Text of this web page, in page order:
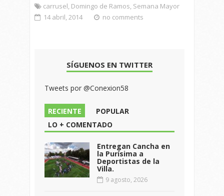
carrusel, Domingo de Ramos, Semana Mayor
14 abril, 2014
no comments
SÍGUENOS EN TWITTER
Tweets por @Conexion58
RECIENTE
POPULAR
LO + COMENTADO
Entregan Cancha en
la Purísima a
Deportistas de la
Villa.
9 agosto, 2026